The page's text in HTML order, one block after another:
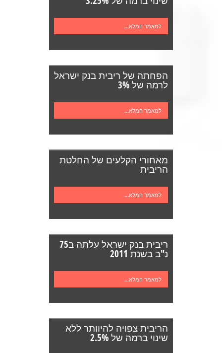
למאמר המלא...
הפחתה של ריבית בנק ישראל
לרמה של 3%
למאמר המלא...
מאחורי הקלעים של החלטת
הריבית
למאמר המלא...
ריבית בנק ישראל עלתה ב75
נ"ב בשנת 2011
למאמר המלא...
הריבית צפויה להיוותר ללא
שינוי ברמה של 2.5%